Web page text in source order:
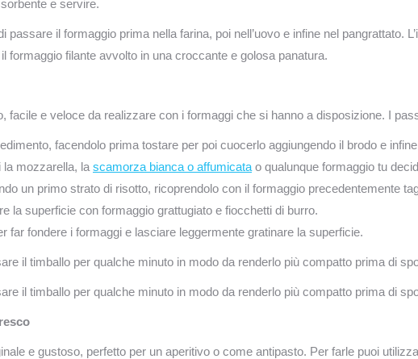
e servire.
passare il formaggio prima nella farina, poi nell’uovo e infine nel pangrattato.
formaggio filante avvolto in una croccante e golosa panatura.
facile e veloce da realizzare con i formaggi che si hanno a disposizione. I
facendolo prima tostare per poi cuocerlo aggiungendo il brodo e
la mozzarella, la scamorza bianca o affumicata o qualunque formaggio tu
un primo strato di risotto, ricoprendolo con il formaggio precedentemente
la superficie con formaggio grattugiato e fiocchetti di burro.
far fondere i formaggi e lasciare leggermente gratinare la superficie.
il timballo per qualche minuto in modo da renderlo più compatto prima di
il timballo per qualche minuto in modo da renderlo più compatto prima di
e gustoso, perfetto per un aperitivo o come antipasto. Per farle puoi